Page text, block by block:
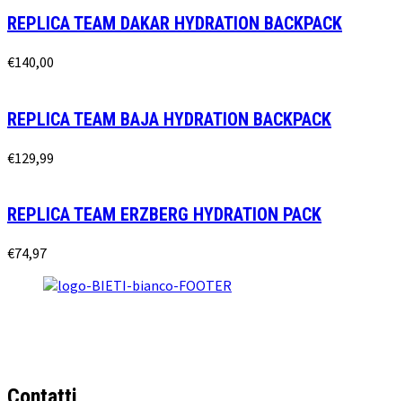
REPLICA TEAM DAKAR HYDRATION BACKPACK
€140,00
REPLICA TEAM BAJA HYDRATION BACKPACK
€129,99
REPLICA TEAM ERZBERG HYDRATION PACK
€74,97